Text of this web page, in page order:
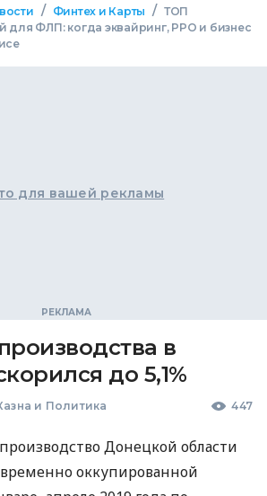
/ Финтех и Карты / ТОП
для ФЛП: когда эквайринг, РРО и бизнес
для вашей рекламы
в
до 5,1%
и Политика 447
Донецкой области
временно оккупированной